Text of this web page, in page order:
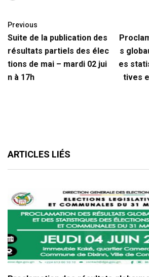
Previous
Suite de la publication des
résultats partiels des élec
tions de mai – mardi 02 jui
n à 17h
s
es
tives
ARTICLES LIÉS